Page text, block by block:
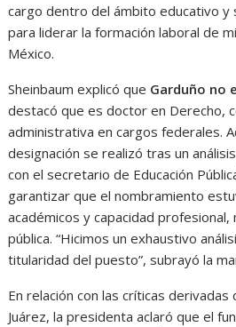
cargo dentro del ámbito educativo y
para liderar la formación laboral de
México.
Sheinbaum explicó que Garduño no
destacó que es doctor en Derecho,
administrativa en cargos federales.
designación se realizó tras un
con el secretario de Educación
garantizar que el nombramiento
académicos y capacidad profesional,
pública. “Hicimos un exhaustivo
titularidad del puesto”, subrayó la
En relación con las críticas derivadas
Juárez, la presidenta aclaró que el